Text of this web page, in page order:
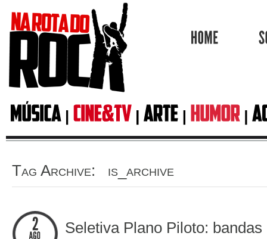
Tag Archive: is_archive
Seletiva Plano Piloto: